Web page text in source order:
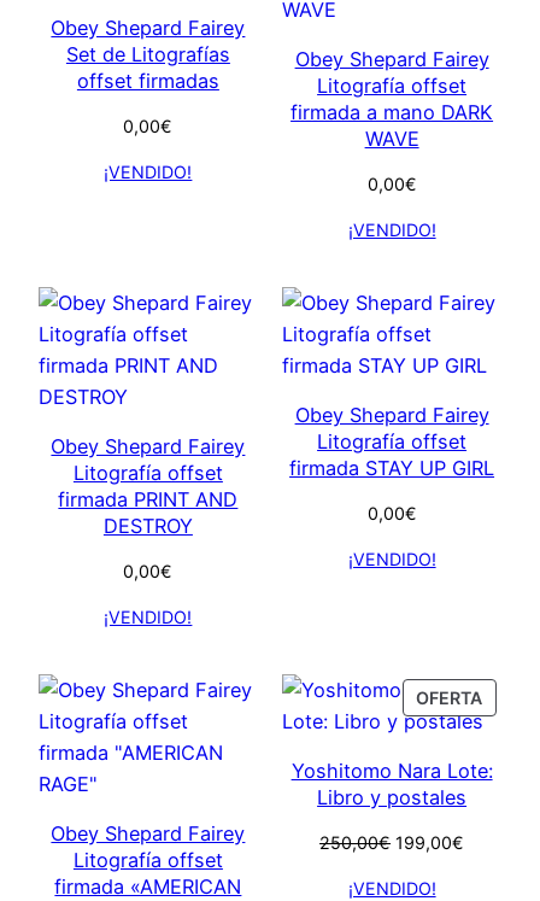
Obey Shepard Fairey
Set de Litografías
offset firmadas
0,00€
¡VENDIDO!
Obey Shepard Fairey
Litografía offset
firmada a mano DARK
WAVE
0,00€
¡VENDIDO!
Obey Shepard Fairey
Litografía offset
firmada PRINT AND
DESTROY
0,00€
¡VENDIDO!
Obey Shepard Fairey
Litografía offset
firmada STAY UP GIRL
0,00€
¡VENDIDO!
Obey Shepard Fairey
Litografía offset
firmada «AMERICAN
OFERTA
ON
Yoshitomo Nara Lote:
Libro y postales
250,00€ El
original
199,00€
¡VENDIDO!